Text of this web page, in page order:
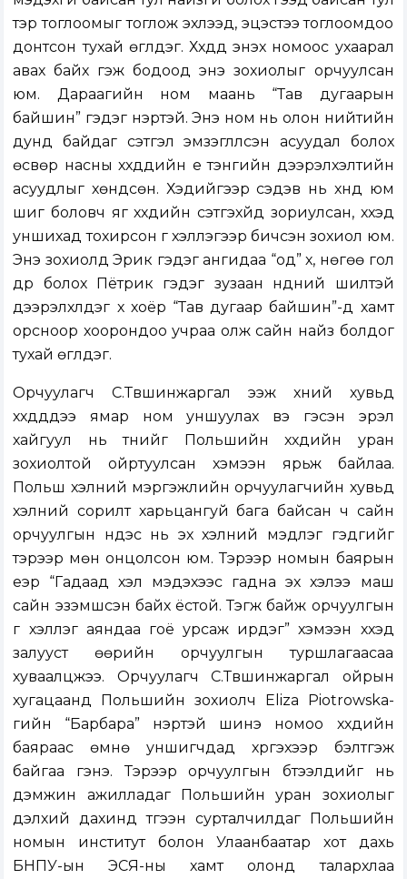
тэр тоглоомыг тоглож эхлээд, эцэстээ тоглоомдоо
донтсон тухай өгүүлдэг. Хүүхдүүд энэхүү номоос ухаарал
авах байх гэж бодоод энэ зохиолыг орчуулсан
юм. Дараагийн ном маань “Тав дугаарын
байшин” гэдэг нэртэй. Энэ ном нь олон нийтийн
дунд байдаг сэтгэл эмзэглүүлсэн асуудал болох
өсвөр насны хүүхдүүдийн үе тэнгийн дээрэлхэлтийн
асуудлыг хөндсөн. Хэдийгээр сэдэв нь хүнд юм
шиг боловч яг хүүхдийн сэтгэхүйд зориулсан, хүүхэд
уншихад тохирсон үг хэллэгээр бичсэн зохиол юм.
Энэ зохиолд Эрик гэдэг ангидаа “од” хүү, нөгөө гол
дүр болох Пётрик гэдэг зузаан нүдний шилтэй
дээрэлхүүлдэг хүү хоёр “Тав дугаар байшин”-д хамт
орсноор хоорондоо учраа олж сайн найз болдог
тухай өгүүлдэг.
Орчуулагч С.Түвшинжаргал ээж хүний хувьд
хүүхдүүддээ ямар ном уншуулах вэ гэсэн эрэл
хайгуул нь түүнийг Польшийн хүүхдийн уран
зохиолтой ойртуулсан хэмээн ярьж байлаа.
Польш хэлний мэргэжлийн орчуулагчийн хувьд
хэлний сорилт харьцангуй бага байсан ч сайн
орчуулгын үндэс нь эх хэлний мэдлэг гэдгийг
тэрээр мөн онцолсон юм. Тэрээр номын баярын
үеэр “Гадаад хэл мэдэхээс гадна эх хэлээ маш
сайн эзэмшсэн байх ёстой. Тэгж байж орчуулгын
үг хэллэг аяндаа гоё урсаж ирдэг” хэмээн хүүхэд
залууст өөрийн орчуулгын туршлагаасаа
хуваалцжээ. Орчуулагч С.Түвшинжаргал ойрын
хугацаанд Польшийн зохиолч Eliza Piotrowska-
гийн “Барбара” нэртэй шинэ номоо хүүхдийн
баяраас өмнө уншигчдад хүргэхээр бэлтгэж
байгаа гэнэ. Тэрээр орчуулгын бүтээлүүдийг нь
дэмжин ажилладаг Польшийн уран зохиолыг
дэлхий дахинд түгээн сурталчилдаг Польшийн
номын институт болон Улаанбаатар хот дахь
БНПУ-ын ЭСЯ-ны хамт олонд талархлаа